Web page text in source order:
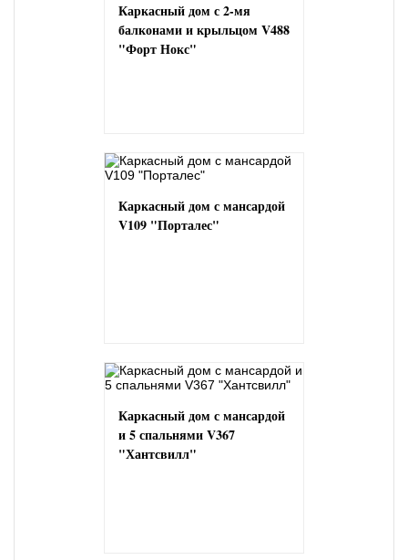
Каркасный дом с 2-мя
балконами и крыльцом V488
"Форт Нокс"
Каркасный дом с мансардой
V109 "Порталес"
Каркасный дом с мансардой
и 5 спальнями V367
"Хантсвилл"